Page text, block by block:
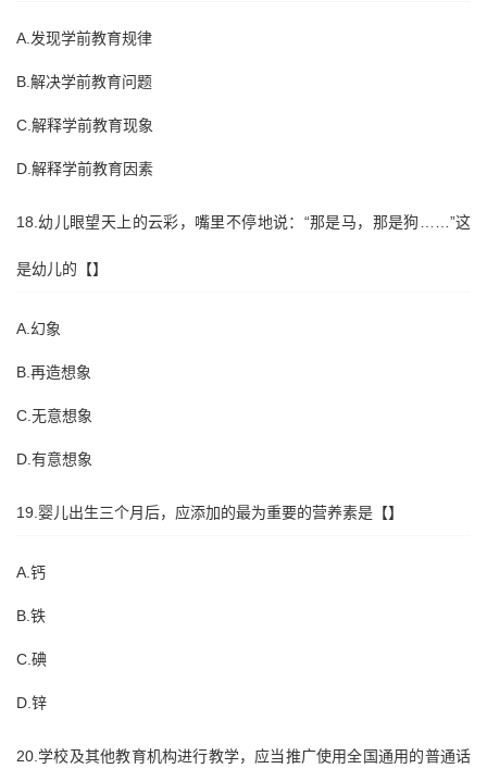
A.发现学前教育规律
B.解决学前教育问题
C.解释学前教育现象
D.解释学前教育因素
18.幼儿眼望天上的云彩，嘴里不停地说：“那是马，那是狗……”这
是幼儿的【】
A.幻象
B.再造想象
C.无意想象
D.有意想象
19.婴儿出生三个月后，应添加的最为重要的营养素是【】
A.钙
B.铁
C.碘
D.锌
20.学校及其他教育机构进行教学，应当推广使用全国通用的普通话